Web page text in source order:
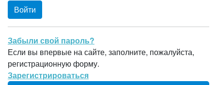
Забыли свой пароль?
Если вы впервые на сайте, заполните, пожалуйста,
регистрационную форму.
Зарегистрироваться